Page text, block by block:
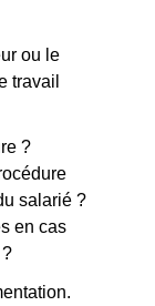
ou le
travail
?
salarié ?
en cas